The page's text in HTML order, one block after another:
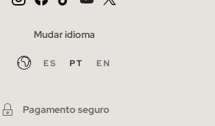
Mudar idioma
ES PT EN
Pagamento seguro